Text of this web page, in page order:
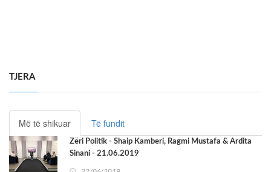
TJERA
Më të shikuar Të fundit
Zëri Politik - Shaip Kamberi, Ragmi Mustafa & Ardita
Sinani - 21.06.2019